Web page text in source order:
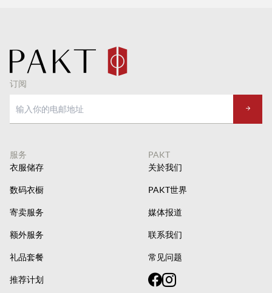
订阅
服务
衣服储存
数码衣橱
寄卖服务
额外服务
礼品套餐
推荐计划
PAKT
关於我们
PAKT世界
媒体报道
联系我们
常见问题